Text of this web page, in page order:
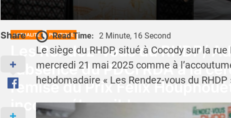
ACTUALITÉ POLITIQUE
Les Rendez-vous du RHDP/
l’absence du PDCI RDA à la
remise du Prix Félix
incompréhensible «
Share Read Time: 2 Minute, 16 Second
Le siège du RHDP, situé à Cocody sur la
mercredi 21 mai 2025 comme à
hebdomadaire « Les Rendez-vous du RHDP